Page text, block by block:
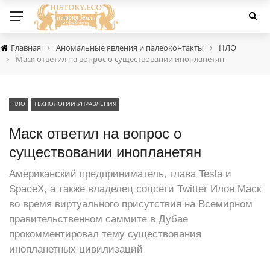
Главная › Аномальные явления и палеоконтакты › НЛО
› Маск ответил на вопрос о существовании инопланетян
НЛО ТЕХНОЛОГИИ УПРАВЛЕНИЯ
Маск ответил на вопрос о
существовании инопланетян
Американский предприниматель, глава Tesla и
SpaceX, а также владелец соцсети Twitter Илон Маск
во время виртуального присутствия на Всемирном
правительственном саммите в Дубае
прокомментировал тему существования
инопланетных цивилизаций